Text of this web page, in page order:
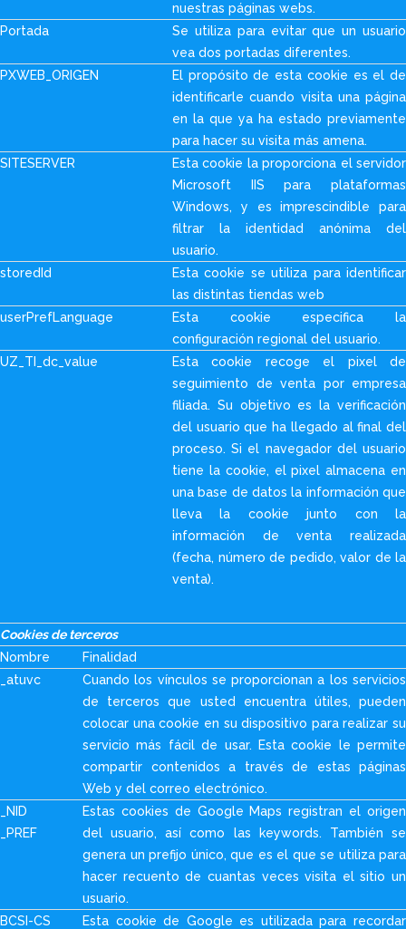
nuestras páginas webs.
Portada
Se utiliza para evitar que un usuario
vea dos portadas diferentes.
PXWEB_ORIGEN
El propósito de esta cookie es el de
identificarle cuando visita una página
en la que ya ha estado previamente
para hacer su visita más amena.
SITESERVER
Esta cookie la proporciona el servidor
Microsoft IIS para plataformas
Windows, y es imprescindible para
filtrar la identidad anónima del
usuario.
storedId
Esta cookie se utiliza para identificar
las distintas tiendas web
userPrefLanguage
Esta cookie especifica la
configuración regional del usuario.
UZ_TI_dc_value
Esta cookie recoge el pixel de
seguimiento de venta por empresa
filiada. Su objetivo es la verificación
del usuario que ha llegado al final del
proceso. Si el navegador del usuario
tiene la cookie, el pixel almacena en
una base de datos la información que
lleva la cookie junto con la
información de venta realizada
(fecha, número de pedido, valor de la
venta).
Cookies de terceros
Nombre
Finalidad
_atuvc
Cuando los vínculos se proporcionan a los servicios
de terceros que usted encuentra útiles, pueden
colocar una cookie en su dispositivo para realizar su
servicio más fácil de usar. Esta cookie le permite
compartir contenidos a través de estas páginas
Web y del correo electrónico.
_NID
_PREF
Estas cookies de Google Maps registran el origen
del usuario, así como las keywords. También se
genera un prefijo único, que es el que se utiliza para
hacer recuento de cuantas veces visita el sitio un
usuario.
BCSI-CS
Esta cookie de Google es utilizada para recordar